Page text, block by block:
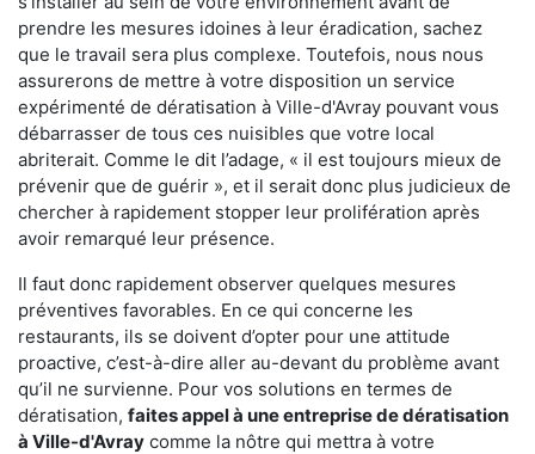
prendre les mesures idoines à leur éradication, sachez
que le travail sera plus complexe. Toutefois, nous nous
assurerons de mettre à votre disposition un service
expérimenté de dératisation à Ville-d'Avray pouvant vous
débarrasser de tous ces nuisibles que votre local
abriterait. Comme le dit l’adage, « il est toujours mieux de
prévenir que de guérir », et il serait donc plus judicieux de
chercher à rapidement stopper leur prolifération après
avoir remarqué leur présence.
Il faut donc rapidement observer quelques mesures
préventives favorables. En ce qui concerne les
restaurants, ils se doivent d’opter pour une attitude
proactive, c’est-à-dire aller au-devant du problème avant
qu’il ne survienne. Pour vos solutions en termes de
dératisation, faites appel à une entreprise de dératisation
à Ville-d'Avray comme la nôtre qui mettra à votre